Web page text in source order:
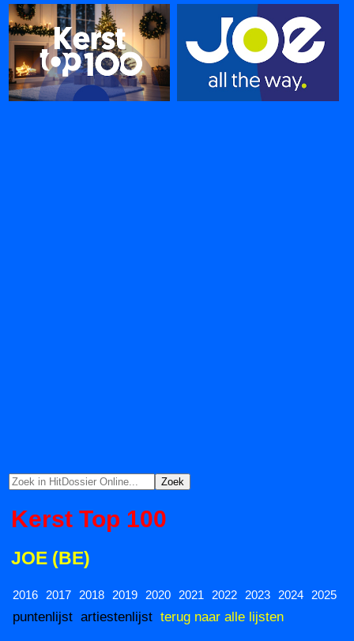
Kerst Top 100
JOE (BE)
2016 2017 2018 2019 2020 2021 2022 2023 2024 2025
puntenlijst artiestenlijst terug naar alle lijsten